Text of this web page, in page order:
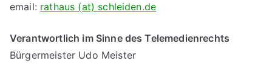
email: rathaus (at) schleiden.de
Verantwortlich im Sinne des Telemedienrechts
Bürgermeister Udo Meister